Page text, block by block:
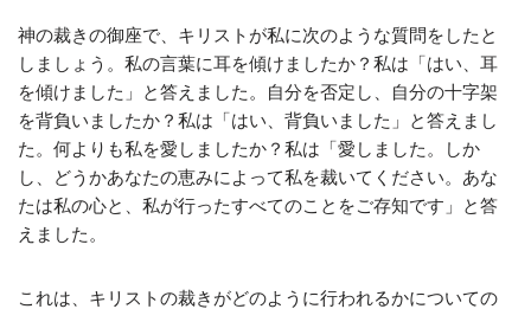
神の裁きの御座で、キリストが私に次のような質問をしたと
しましょう。私の言葉に耳を傾けましたか？私は「はい、耳
を傾けました」と答えました。自分を否定し、自分の十字架
を背負いましたか？私は「はい、背負いました」と答えまし
た。何よりも私を愛しましたか？私は「愛しました。しか
し、どうかあなたの恵みによって私を裁いてください。あな
たは私の心と、私が行ったすべてのことをご存知です」と答
えました。
これは、キリストの裁きがどのように行われるかについての